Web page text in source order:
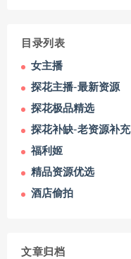
目录列表
女主播
探花主播-最新资源
探花极品精选
探花补缺-老资源补充
福利姬
精品资源优选
酒店偷拍
文章归档